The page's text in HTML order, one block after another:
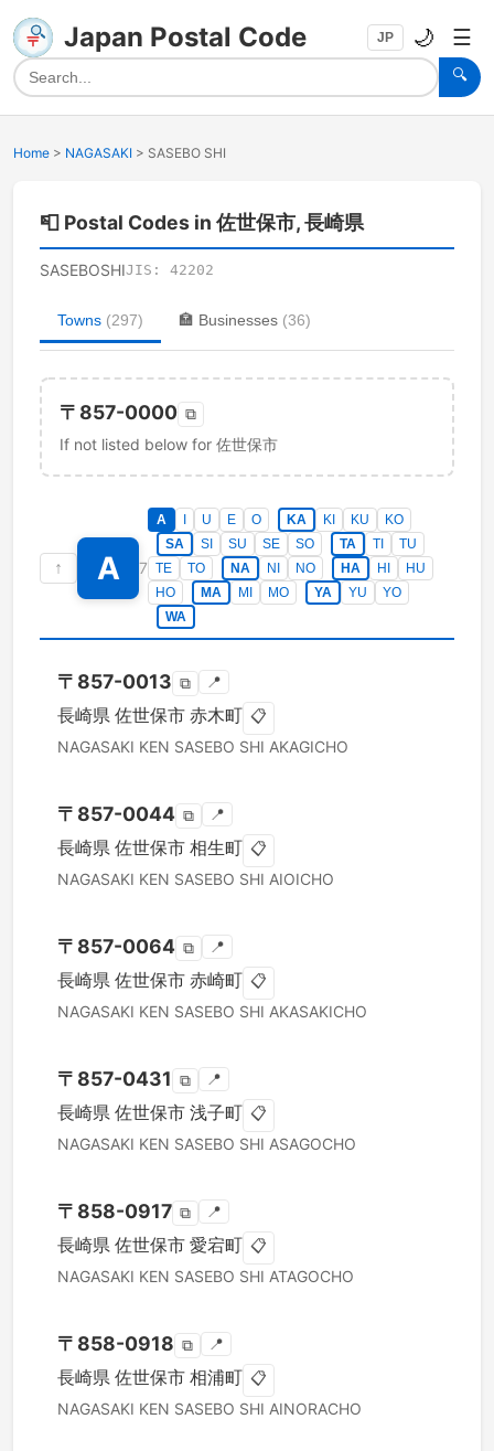
Japan Postal Code
🔍
JP 🌙 ☰
Home > NAGASAKI > SASEBO SHI
📮 Postal Codes in 佐世保市, 長崎県
SASEBOSHIJIS: 42202
Towns (297) 🏣 Businesses (36)
〒 857-0000 ⧉
If not listed below for 佐世保市
↑ A 7
A U E O KA KI KU
KO
SA
SI SU SE SO TA TI
TU
TE
TO NA NI NO HA HI
HU
HO
MA MI MO YA YU
YO
WA
〒 857-0013 ⧉ 📍
長崎県 佐世保市 赤木町 📋
NAGASAKI KEN SASEBO SHI AKAGICHO
〒 857-0044 ⧉ 📍
長崎県 佐世保市 相生町 📋
NAGASAKI KEN SASEBO SHI AIOICHO
〒 857-0064 ⧉ 📍
長崎県 佐世保市 赤崎町 📋
NAGASAKI KEN SASEBO SHI AKASAKICHO
〒 857-0431 ⧉ 📍
長崎県 佐世保市 浅子町 📋
NAGASAKI KEN SASEBO SHI ASAGOCHO
〒 858-0917 ⧉ 📍
長崎県 佐世保市 愛宕町 📋
NAGASAKI KEN SASEBO SHI ATAGOCHO
〒 858-0918 ⧉ 📍
長崎県 佐世保市 相浦町 📋
NAGASAKI KEN SASEBO SHI AINORACHO